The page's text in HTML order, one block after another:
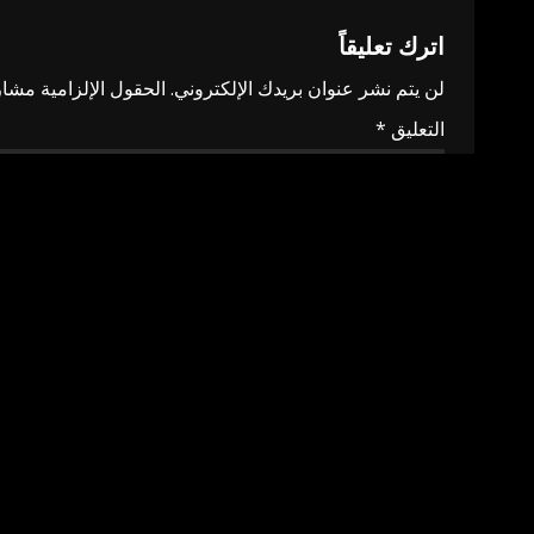
اترك تعليقاً
لن يتم نشر عنوان بريدك الإلكتروني. الحقول الإلزامية
التعليق *